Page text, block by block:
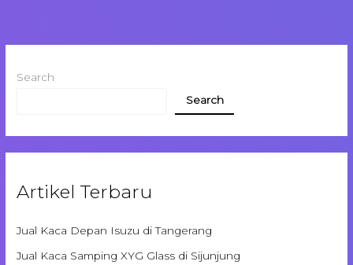
Search
Search
Artikel Terbaru
Jual Kaca Depan Isuzu di Tangerang
Jual Kaca Samping XYG Glass di Sijunjung